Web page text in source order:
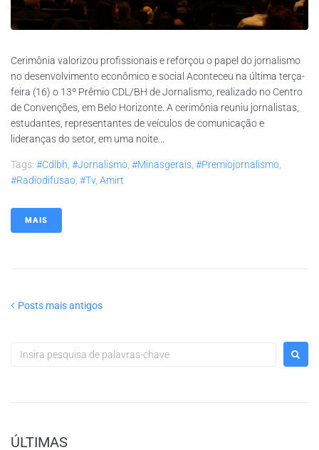
Cerimônia valorizou profissionais e reforçou o papel do jornalismo
no desenvolvimento econômico e social Aconteceu na última terça-
feira (16) o 13º Prêmio CDL/BH de Jornalismo, realizado no Centro
de Convenções, em Belo Horizonte. A cerimônia reuniu jornalistas,
estudantes, representantes de veículos de comunicação e
lideranças do setor, em uma noite...
Tags: #cdlbh, #jornalismo, #minasgerais, #Premiojornalismo,
#radiodifusao, #tv, Amirt
MAIS
Posts mais antigos
ÚLTIMAS